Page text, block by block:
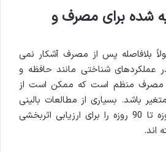
شده برای مصرف و
بلافاصله پس از مصرف آشکار نمی
عملکردهای شناختی مانند حافظه و
مصرف منظم است که ممکن است از
باشد. بسیاری از مطالعات بالینی
دوره های مصرف 30 روزه تا 90 روزه را برای ارزیابی اثربخشی
اند.